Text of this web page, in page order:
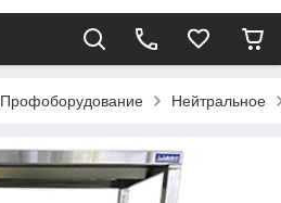
Профоборудование Нейтральное